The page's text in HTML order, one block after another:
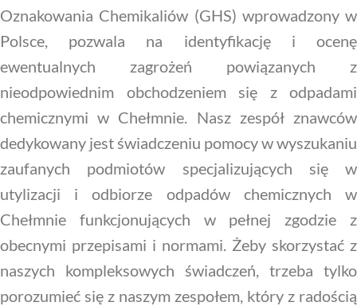
Oznakowania Chemikaliów (GHS) wprowadzony w
Polsce, pozwala na identyfikację i ocenę
ewentualnych zagrożeń powiązanych z
nieodpowiednim obchodzeniem się z odpadami
chemicznymi w Chełmnie. Nasz zespół znawców
dedykowany jest świadczeniu pomocy w wyszukaniu
zaufanych podmiotów specjalizujących się w
utylizacji i odbiorze odpadów chemicznych w
Chełmnie funkcjonujących w pełnej zgodzie z
obecnymi przepisami i normami. Żeby skorzystać z
naszych kompleksowych świadczeń, trzeba tylko
porozumieć się z naszym zespołem, który z radością